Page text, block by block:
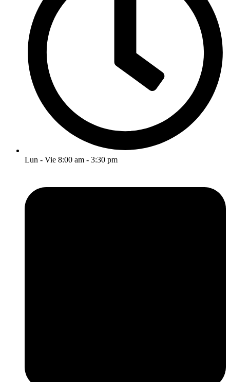
Lun - Vie 8:00 am - 3:30 pm